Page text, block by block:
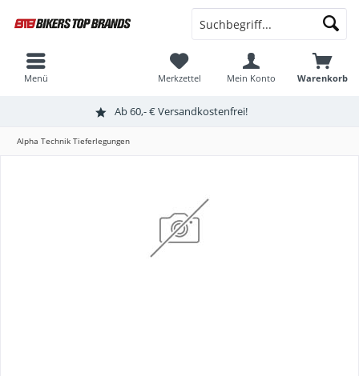
Ab 60,- € Versandkostenfrei!
Warenkorb
Merkzettel Mein Konto
Menü
Alpha Technik Tieferlegungen